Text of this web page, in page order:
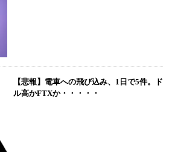
【悲報】電車への飛び込み、1日で5件。ド
ル高かFTXか・・・・・